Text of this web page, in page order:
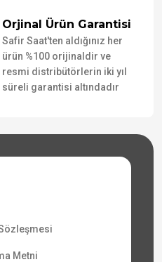
Orjinal Ürün Garantisi
Safir Saat'ten aldığınız her
ürün %100 orijinaldir ve
resmi distribütörlerin iki yıl
süreli garantisi altındadır
Metni